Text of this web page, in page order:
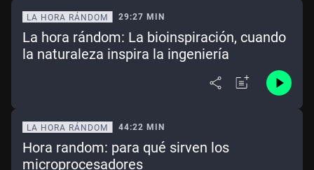
LA HORA RÁNDOM 29:27 MIN
La hora rándom: La bioinspiración, cuando
la naturaleza inspira la ingeniería
LA HORA RÁNDOM 44:22 MIN
Hora random: para qué sirven los
microprocesadores